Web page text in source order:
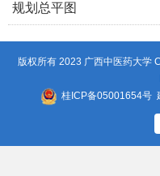
规划总平图
版权所有 2023 广西中医药大学
桂ICP备05001654号